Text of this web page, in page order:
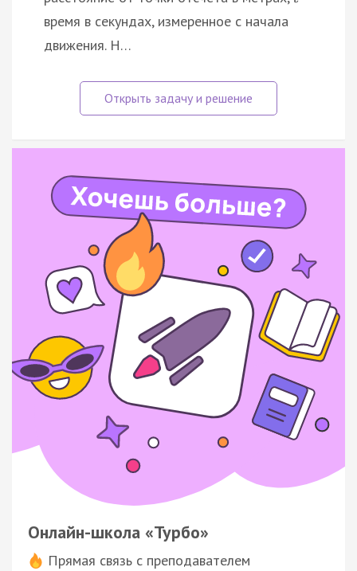
время в секундах, измеренное с начала
движения. Н…
Онлайн-школа «Турбо»
Прямая связь с преподавателем